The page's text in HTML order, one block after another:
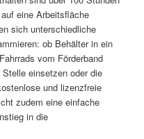
eine Arbeitsfläche
sich unterschiedliche
ob Behälter in ein
vom Förderband
einsetzen oder die
und lizenzfreie
zudem eine einfache
in die